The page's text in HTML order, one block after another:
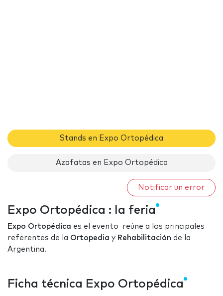
Stands en Expo Ortopédica
Azafatas en Expo Ortopédica
Notificar un error
Expo Ortopédica : la feria
Expo Ortopédica es el evento reúne a los principales
referentes de la Ortopedia y Rehabilitación de la
Argentina.
Ficha técnica Expo Ortopédica